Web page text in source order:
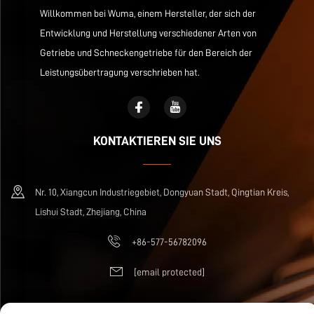
Willkommen bei Wuma, einem Hersteller, der sich der
Entwicklung und Herstellung verschiedener Arten von
Getriebe und Schneckengetriebe für den Bereich der
Leistungsübertragung verschrieben hat.
KONTAKTIEREN SIE UNS
Nr. 10, Xiangcun Industriegebiet, Dongyuan Stadt, Qingtian Kreis,
Lishui Stadt, Zhejiang, China
+86-577-56782096
[email protected]